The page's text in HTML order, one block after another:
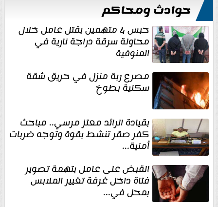
حوادث ومحاكم
حبس 4 متهمين بقتل عامل خلال
محاولة سرقة دراجة نارية في
المنوفية
مصرع ربة منزل في حريق شقة
سكنية بطوخ
بقيادة الرائد معتز مرسي.. مباحث
كفر صقر تنشط بقوة وتوجه ضربات
أمنية...
القبض على عامل بتهمة تصوير
فتاة داخل غرفة تغيير الملابس
بمحل في...